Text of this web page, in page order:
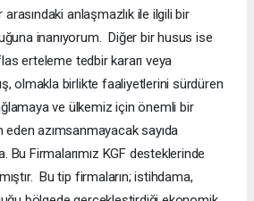
arasındaki anlaşmazlık ile ilgili bir
inanıyorum. Diğer bir husus ise
erteleme tedbir kararı veya
olmakla birlikte faaliyetlerini sürdüren
ve ülkemiz için önemli bir
azımsanmayacak sayıda
Bu Firmalarımız KGF desteklerinde
Bu tip firmaların; istihdama,